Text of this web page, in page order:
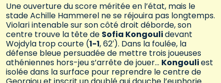
Une ouverture du score méritée en l’état, mais le
stade Achille Hammerel ne se réjouira pas longtemps.
Violari intenable sur son côté droit déborde, son
centre trouve la tête de Sofia Kongoulidevant
Wojdyla trop courte (1-1, 62′). Dans la foulée, la
défense bleue persuadée de mettre trois joueuses
athéniennes hors-jeu s’arrête de jouer… Kongouliest
isolée dans la surface pour reprendre le centre de